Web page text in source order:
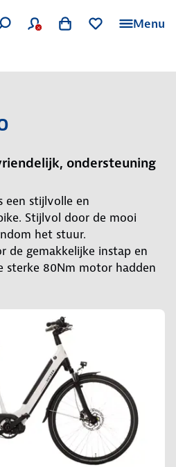
Menu
ondersteuning
een stijlvolle en
Stijlvol door de mooi
het stuur.
de gemakkelijke instap en
sterke 80Nm motor hadden